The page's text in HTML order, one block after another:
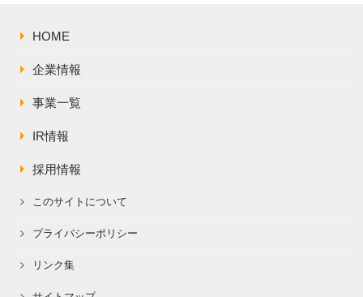
HOME
企業情報
事業一覧
IR情報
採用情報
このサイトについて
プライバシーポリシー
リンク集